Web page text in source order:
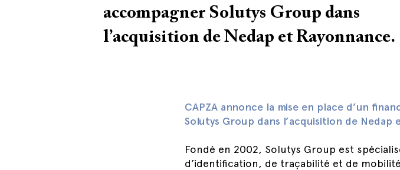
accompagner Solutys Group dans
l’acquisition de Nedap et Rayonnance.
CAPZA annonce la mise en place d’un
Solutys Group dans l’acquisition de Nedap
Fondé en 2002, Solutys Group est
d’identification, de traçabilité et de